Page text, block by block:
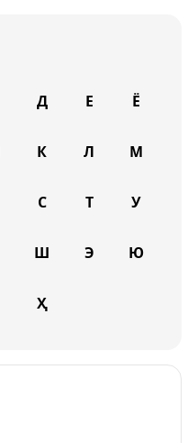
Д Е Ё
К Л М
С Т У
Ш Э Ю
Ҳ